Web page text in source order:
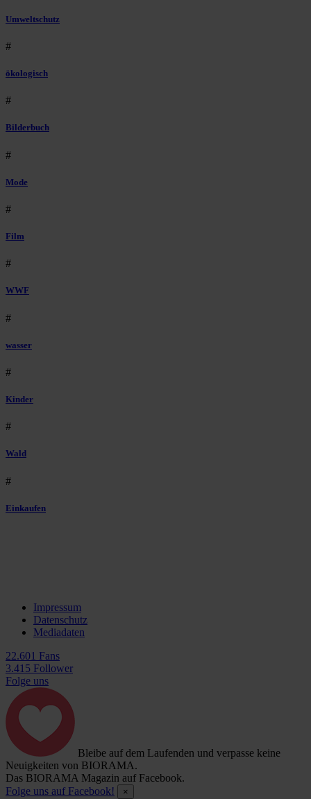
Umweltschutz
#
ökologisch
#
Bilderbuch
#
Mode
#
Film
#
WWF
#
wasser
#
Kinder
#
Wald
#
Einkaufen
Impressum
Datenschutz
Mediadaten
22.601 Fans
3.415 Follower
Folge uns
Bleibe auf dem Laufenden und verpasse keine
Neuigkeiten von BIORAMA.
Das BIORAMA Magazin auf Facebook.
Folge uns auf Facebook!
×